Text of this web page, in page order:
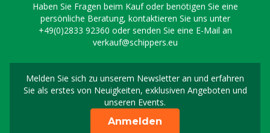
Haben Sie Fragen beim Kauf oder benötigen Sie eine
persönliche Beratung, kontaktieren Sie uns unter
+49(0)2833 92360 oder senden Sie eine E-Mail an
verkauf@schippers.eu
Melden Sie sich zu unserem Newsletter an und erfahren
Sie als erstes von Neuigkeiten, exklusiven Angeboten und
unseren Events.
Melden Sie sich für
Anmelden